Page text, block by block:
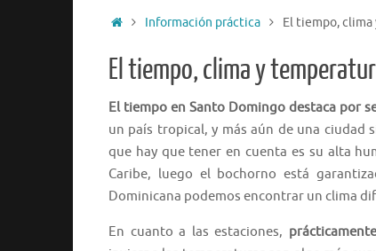
InicioInformación práctica El tiempo,
El tiempo, clima y
El tiempo en Santo Domingo destaca por
un país tropical, y más aún de una
que hay que tener en cuenta es su alta
Caribe, luego el bochorno está
Dominicana podemos encontrar un clima
En cuanto a las estaciones,